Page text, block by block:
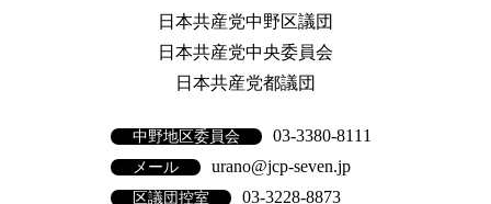
日本共産党中野区議団
日本共産党中央委員会
日本共産党都議団
中野地区委員会 03-3380-8111
メール urano@jcp-seven.jp
区議団控室 03-3228-8873